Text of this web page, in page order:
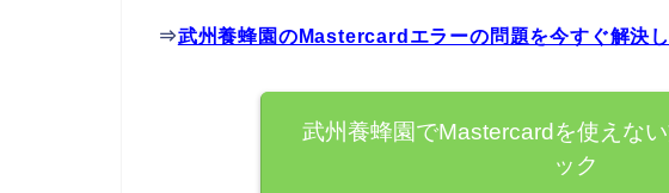
⇒武州養蜂園のMastercardエラーの問題を今すぐ解決
武州養蜂園でMastercardを使えな
ック